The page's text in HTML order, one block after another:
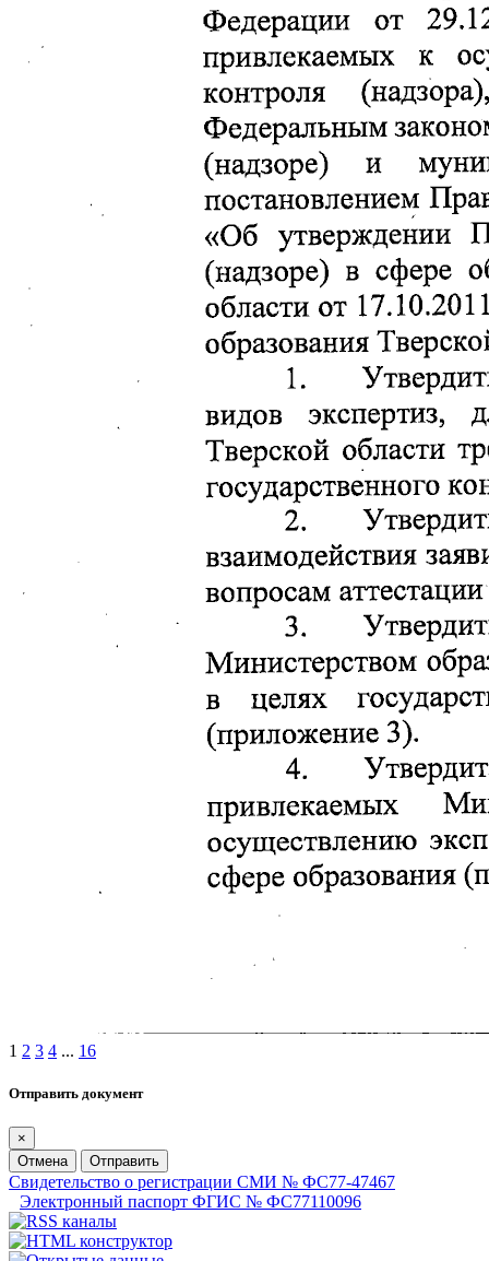
1 2 3 4 ... 16
Отправить документ
×
Отмена
Отправить
Свидетельство о регистрации СМИ № ФС77-47467
Электронный паспорт ФГИС № ФС77110096